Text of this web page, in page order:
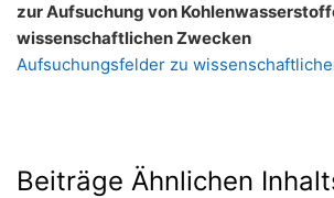
zur Aufsuchung von
wissenschaftlichen Zwecken
Aufsuchungsfelder zu
Beiträge Ähnlichen